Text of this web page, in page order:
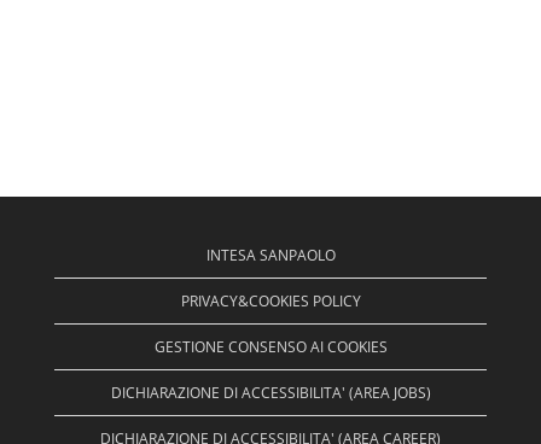
INTESA SANPAOLO
PRIVACY&COOKIES POLICY
GESTIONE CONSENSO AI COOKIES
DICHIARAZIONE DI ACCESSIBILITA' (AREA JOBS)
DICHIARAZIONE DI ACCESSIBILITA' (AREA CAREER)